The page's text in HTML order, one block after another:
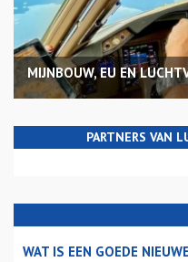
MIJNBOUW, EU EN
PARTNERS VAN
WAT IS EEN GOEDE